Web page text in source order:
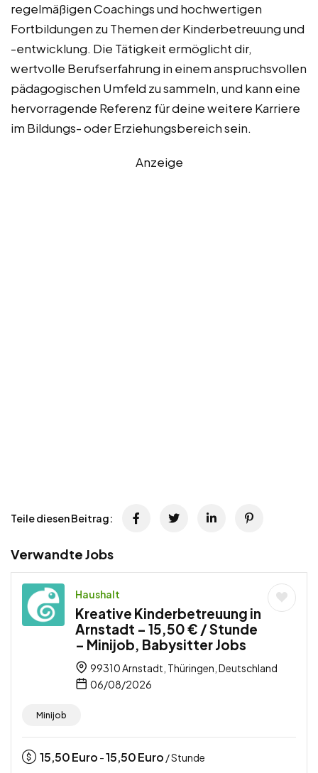
regelmäßigen Coachings und hochwertigen
Fortbildungen zu Themen der Kinderbetreuung und
-entwicklung. Die Tätigkeit ermöglicht dir,
wertvolle Berufserfahrung in einem anspruchsvollen
pädagogischen Umfeld zu sammeln, und kann eine
hervorragende Referenz für deine weitere Karriere
im Bildungs- oder Erziehungsbereich sein.
Anzeige
Teile diesen Beitrag:
Verwandte Jobs
Haushalt
Kreative Kinderbetreuung in
Arnstadt – 15,50 € / Stunde
– Minijob, Babysitter Jobs
99310 Arnstadt, Thüringen, Deutschland
06/08/2026
Minijob
15,50Euro -15,50Euro / Stunde